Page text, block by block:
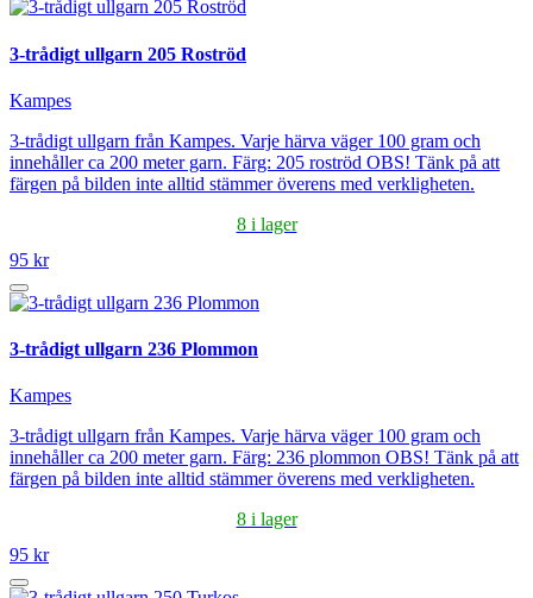
3-trådigt ullgarn 205 Roströd
Kampes
3-trådigt ullgarn från Kampes. Varje härva väger 100 gram och
innehåller ca 200 meter garn. Färg: 205 roströd OBS! Tänk på att
färgen på bilden inte alltid stämmer överens med verkligheten.
8 i lager
95 kr
3-trådigt ullgarn 236 Plommon
Kampes
3-trådigt ullgarn från Kampes. Varje härva väger 100 gram och
innehåller ca 200 meter garn. Färg: 236 plommon OBS! Tänk på att
färgen på bilden inte alltid stämmer överens med verkligheten.
8 i lager
95 kr